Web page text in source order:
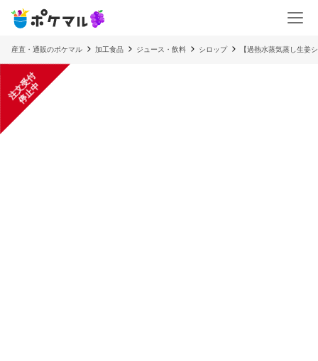
産直・通販のポケマル 加工食品 ジュース・飲料 シロップ 【過熱水蒸気蒸し生姜
注
文
受
付
停
止
中